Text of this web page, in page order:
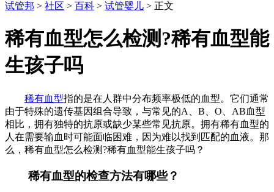
试管邦 > 社区 > 百科 > 试管婴儿 > 正文
稀有血型怎么检测?稀有血型能
生孩子吗
稀有血型指的是在人群中分布频率极低的血型。它们通常
由于特殊的遗传基因组合导致，与常见的A、B、O、AB血型
相比，拥有独特的抗原或缺少某些常见抗原。拥有稀有血型的
人在需要输血时可能面临困难，因为难以找到匹配的血液。那
么，稀有血型怎么检测?稀有血型能生孩子吗？
稀有血型的检查方法有哪些？